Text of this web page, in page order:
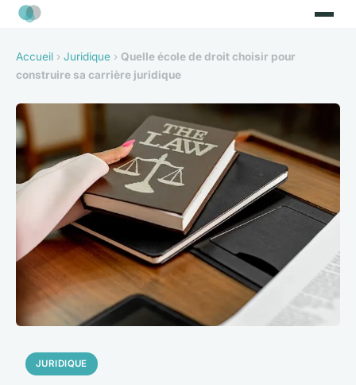
Accueil › Juridique › Quelle école de droit choisir pour
construire sa carrière juridique
JURIDIQUE